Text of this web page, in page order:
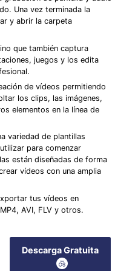
Una vez terminada la
y abrir la carpeta
que también captura
juegos y los edita
de vídeos permitiendo
los clips, las imágenes,
elementos en la línea de
variedad de plantillas
para comenzar
están diseñadas de forma
vídeos con una amplia
tus vídeos en
AVI, FLV y otros.
Descarga Gratuita